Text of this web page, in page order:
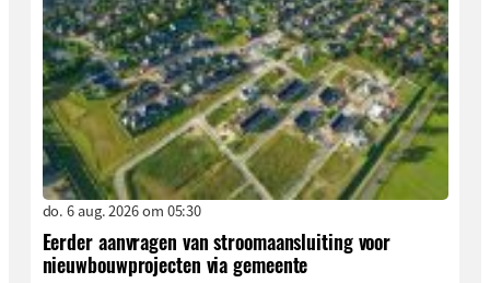
do. 6 aug. 2026 om 05:30
Eerder aanvragen van stroomaansluiting voor
nieuwbouwprojecten via gemeente